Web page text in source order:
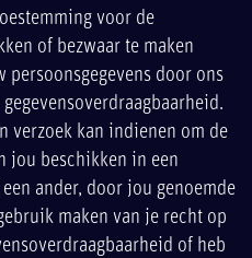
voor de
of bezwaar te maken
persoonsgegevens door ons
verzoek kan indienen om de
jou beschikken in een
ander, door jou genoemde
maken van je recht op
of heb